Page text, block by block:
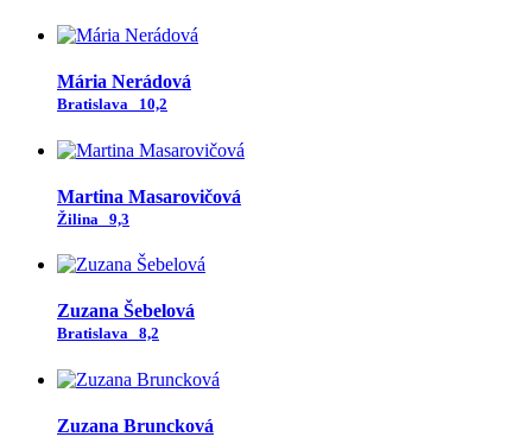
Mária Nerádová
Bratislava 10,2
Martina Masarovičová
Žilina 9,3
Zuzana Šebelová
Bratislava 8,2
Zuzana Bruncková